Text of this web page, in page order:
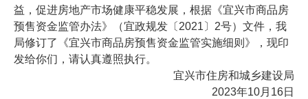
益，促进房地产市场健康平稳发展，根据《宜兴市商品房
预售资金监管办法》（宜政规发〔2021〕2号）文件，我
局修订了《宜兴市商品房预售资金监管实施细则》，现印
发给你们，请认真遵照执行。
宜兴市住房和城乡建设局
2023年10月16日